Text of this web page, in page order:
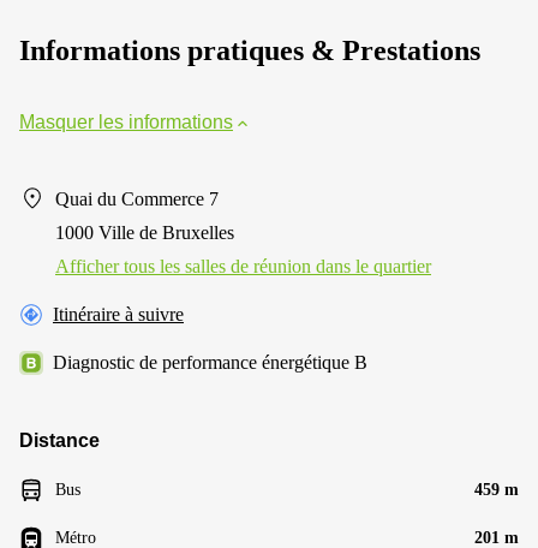
Informations pratiques & Prestations
Masquer les informations
Quai du Commerce 7
1000 Ville de Bruxelles
Afficher tous les salles de réunion dans le quartier
Itinéraire à suivre
Diagnostic de performance énergétique B
Distance
Bus 459 m
Métro 201 m